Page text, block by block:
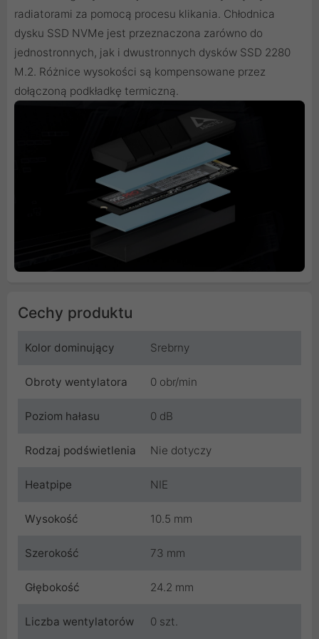
radiatorami za pomocą procesu klikania. Chłodnica
dysku SSD NVMe jest przeznaczona zarówno do
jednostronnych, jak i dwustronnych dysków SSD 2280
M.2. Różnice wysokości są kompensowane przez
dołączoną podkładkę termiczną.
Cechy produktu
Kolor dominujący Srebrny
Obroty wentylatora 0 obr/min
Poziom hałasu 0 dB
Rodzaj podświetlenia Nie dotyczy
Heatpipe NIE
Wysokość 10.5 mm
Szerokość 73 mm
Głębokość 24.2 mm
Liczba wentylatorów 0 szt.